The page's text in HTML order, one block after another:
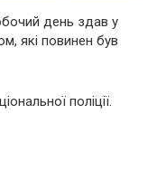
день здав у
які повинен був
поліції.